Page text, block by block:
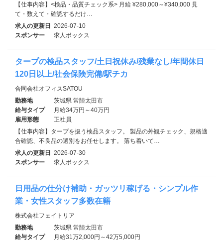
【仕事内容】<検品・品質チェック系> 月給 ¥280,000～¥340,000 見
て・数えて・確認するだけ…
求人の更新日 2026-07-10
スポンサー
求人ボックス
タープの検品スタッフ/土日祝休み/残業なし/年間休日
120日以上/社会保険完備/駅チカ
合同会社オフィスSATOU
勤務地
茨城県 常陸太田市
給与タイプ
月給34万円～40万円
雇用形態
正社員
【仕事内容】タープを扱う検品スタッフ。 製品の外観チェック、規格適
合確認、不良品の選別をお任せします。 落ち着いて…
求人の更新日 2026-07-30
スポンサー
求人ボックス
日用品の仕分け補助・ガッツリ稼げる・シンプル作
業・女性スタッフ多数在籍
株式会社フェイトリア
勤務地
茨城県 常陸太田市
給与タイプ
月給31万2,000円～42万5,000円